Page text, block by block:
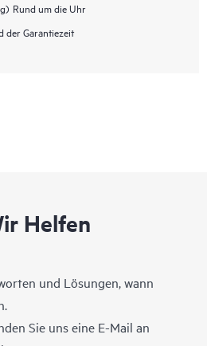
Rund um die Uhr
der Garantiezeit
Helfen
und Lösungen, wann
Sie uns eine E-Mail an